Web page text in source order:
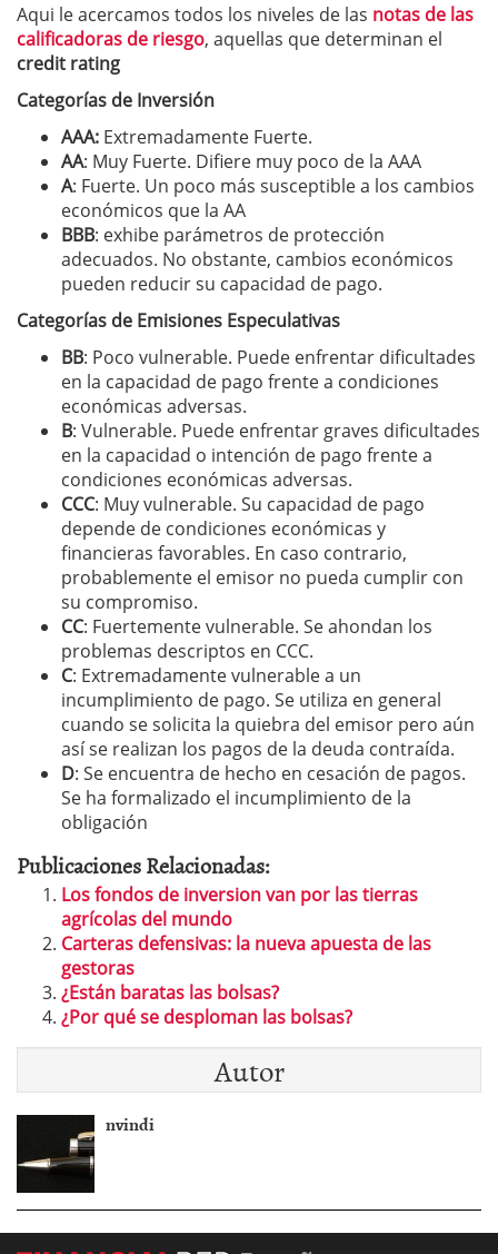
Aqui le acercamos todos los niveles de las notas de las
calificadoras de riesgo, aquellas que determinan el
credit rating
Categorías de Inversión
AAA: Extremadamente Fuerte.
AA: Muy Fuerte. Difiere muy poco de la AAA
A: Fuerte. Un poco más susceptible a los cambios
económicos que la AA
BBB: exhibe parámetros de protección
adecuados. No obstante, cambios económicos
pueden reducir su capacidad de pago.
Categorías de Emisiones Especulativas
BB: Poco vulnerable. Puede enfrentar dificultades
en la capacidad de pago frente a condiciones
económicas adversas.
B: Vulnerable. Puede enfrentar graves dificultades
en la capacidad o intención de pago frente a
condiciones económicas adversas.
CCC: Muy vulnerable. Su capacidad de pago
depende de condiciones económicas y
financieras favorables. En caso contrario,
probablemente el emisor no pueda cumplir con
su compromiso.
CC: Fuertemente vulnerable. Se ahondan los
problemas descriptos en CCC.
C: Extremadamente vulnerable a un
incumplimiento de pago. Se utiliza en general
cuando se solicita la quiebra del emisor pero aún
así se realizan los pagos de la deuda contraída.
D: Se encuentra de hecho en cesación de pagos.
Se ha formalizado el incumplimiento de la
obligación
Publicaciones Relacionadas:
Los fondos de inversion van por las tierras
agrícolas del mundo
Carteras defensivas: la nueva apuesta de las
gestoras
¿Están baratas las bolsas?
¿Por qué se desploman las bolsas?
Autor
nvindi